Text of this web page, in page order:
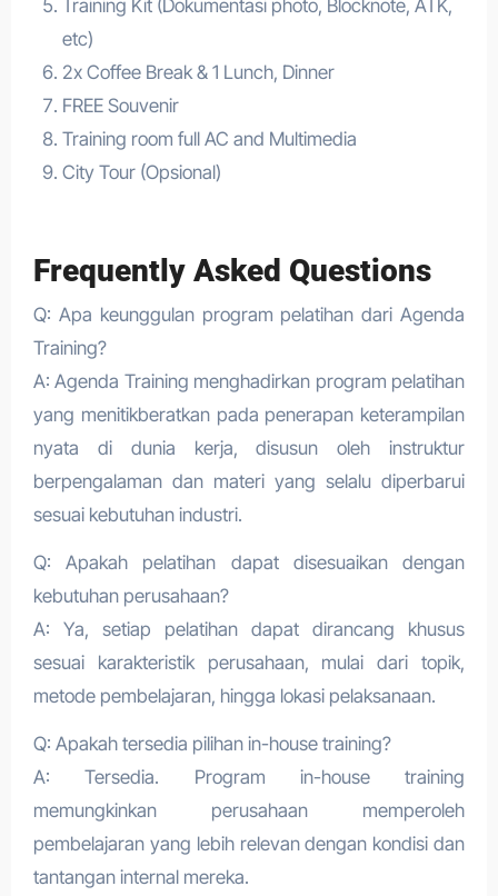
Training Kit (Dokumentasi photo, Blocknote, ATK,
etc)
2x Coffee Break & 1 Lunch, Dinner
FREE Souvenir
Training room full AC and Multimedia
City Tour (Opsional)
Frequently Asked Questions
Q: Apa keunggulan program pelatihan dari Agenda
Training?
A: Agenda Training menghadirkan program pelatihan
yang menitikberatkan pada penerapan keterampilan
nyata di dunia kerja, disusun oleh instruktur
berpengalaman dan materi yang selalu diperbarui
sesuai kebutuhan industri.
Q: Apakah pelatihan dapat disesuaikan dengan
kebutuhan perusahaan?
A: Ya, setiap pelatihan dapat dirancang khusus
sesuai karakteristik perusahaan, mulai dari topik,
metode pembelajaran, hingga lokasi pelaksanaan.
Q: Apakah tersedia pilihan in-house training?
A: Tersedia. Program in-house training
memungkinkan perusahaan memperoleh
pembelajaran yang lebih relevan dengan kondisi dan
tantangan internal mereka.